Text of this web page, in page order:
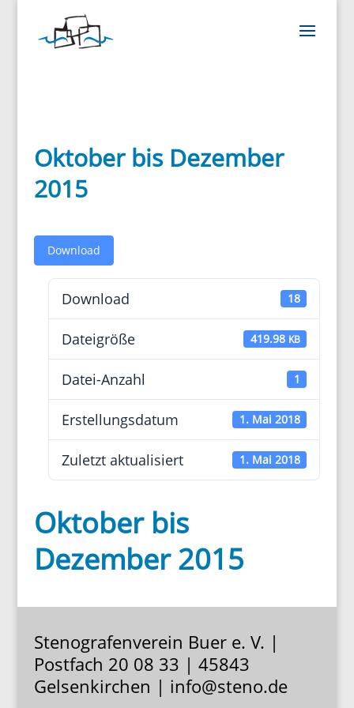
Oktober bis Dezember
2015
Down­load
Down­load 18
Datei­größe 419.98 KB
Datei-Anzahl 1
Erstel­lungs­datum 1. Mai 2018
Zuletzt aktua­li­siert 1. Mai 2018
Oktober bis
Dezember 2015
Stenografenverein Buer e. V. |
Postfach 20 08 33 | 45843
Gelsenkirchen | info@steno.de